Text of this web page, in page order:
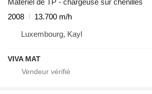
Matériel de TP - chargeuse sur chenilles
2008
13.700 m/h
Luxembourg, Kayl
VIVA MAT